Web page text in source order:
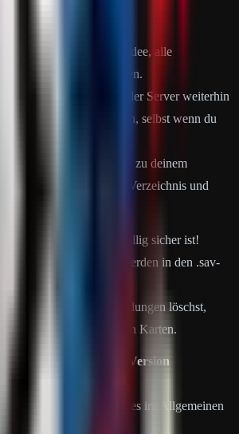
ist es eine gute Idee, alle
Dateisystem zu löschen.
geändert wird, wird der Server weiterhin
Kartendatei zu laden, selbst wenn du
behoben hast.
Server und gehe dann zu deinem
zum /server/myserver-Verzeichnis und
.map-Dateien.
von .map-Dateien völlig sicher ist!
deiner Karte werden in den .sav-
mit der richtigen Endungen löschst,
auf vorhandenen Karten.
Weltdatei veraltet / Version
deutet dies im Allgemeinen
der Karte selbst hin.